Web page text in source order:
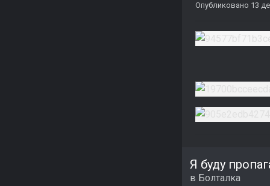
Опубликовано 13
Я буду
в Болталка